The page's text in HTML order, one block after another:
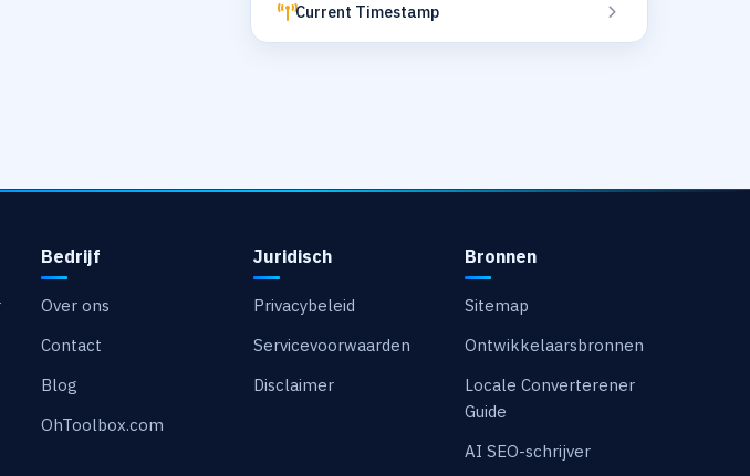
Current Timestamp
Bedrijf
Over ons
Contact
Blog
OhToolbox.com
Juridisch
Privacybeleid
Servicevoorwaarden
Disclaimer
Bronnen
Sitemap
Ontwikkelaarsbronnen
Locale Converterener
Guide
AI SEO-schrijver